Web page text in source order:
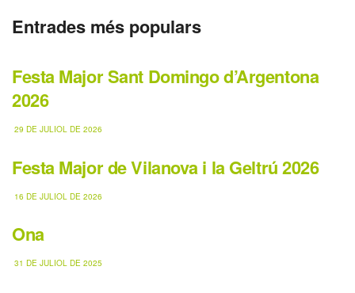
Entrades més populars
Festa Major Sant Domingo d’Argentona
2026
29 DE JULIOL DE 2026
Festa Major de Vilanova i la Geltrú 2026
16 DE JULIOL DE 2026
Ona
31 DE JULIOL DE 2025